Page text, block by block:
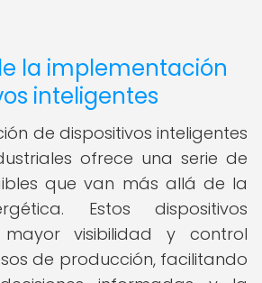
la implementación
inteligentes
de dispositivos inteligentes
ofrece una serie de
que van más allá de la
Estos dispositivos
visibilidad y control
de producción, facilitando